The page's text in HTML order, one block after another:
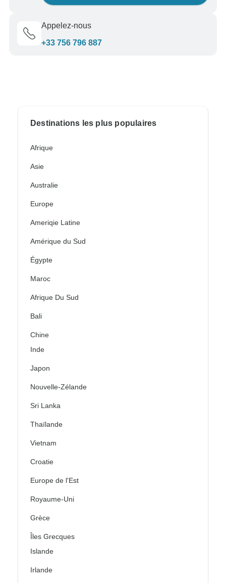
Appelez-nous
+33 756 796 887
Destinations les plus populaires
Afrique
Asie
Australie
Europe
Ameriqie Latine
Amérique du Sud
Égypte
Maroc
Afrique Du Sud
Bali
Chine
Inde
Japon
Nouvelle-Zélande
Sri Lanka
Thaïlande
Vietnam
Croatie
Europe de l'Est
Royaume-Uni
Grèce
Îles Grecques
Islande
Irlande